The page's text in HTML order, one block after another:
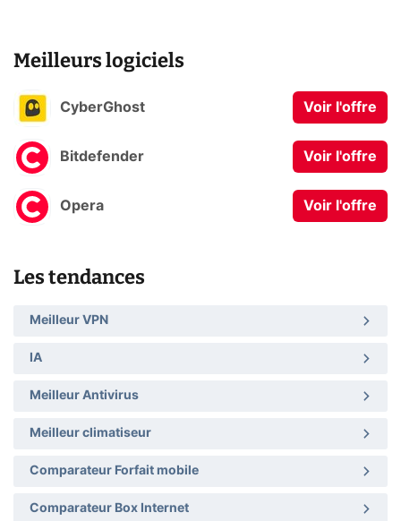
Meilleurs logiciels
CyberGhost Voir l'offre
Bitdefender Voir l'offre
Opera Voir l'offre
Les tendances
Meilleur VPN
IA
Meilleur Antivirus
Meilleur climatiseur
Comparateur Forfait mobile
Comparateur Box Internet